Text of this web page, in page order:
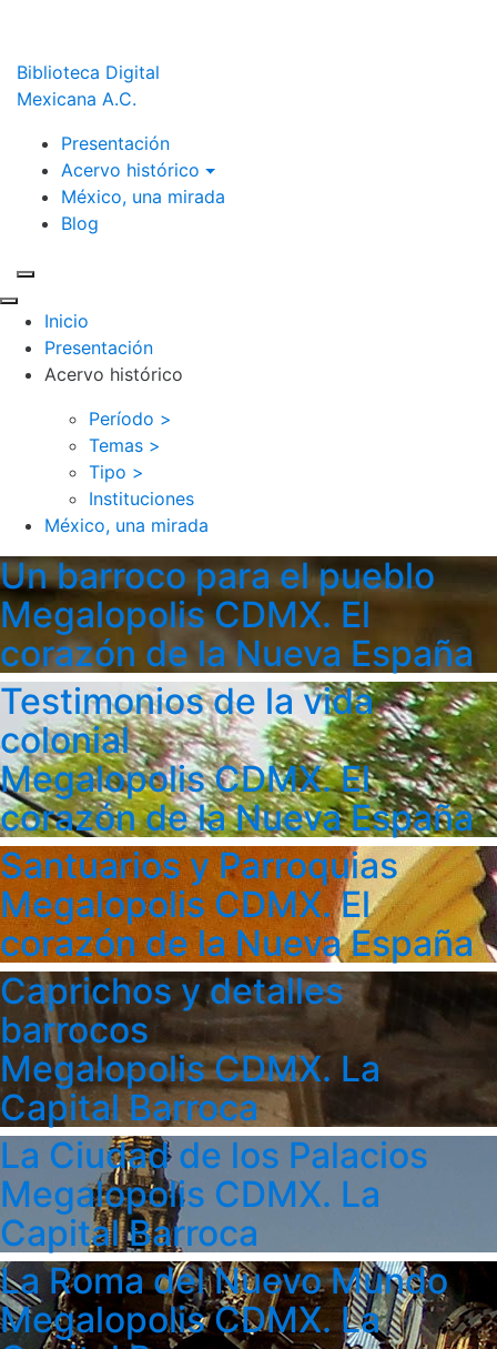
Biblioteca Digital
Mexicana A.C.
Presentación
Acervo histórico
México, una mirada
Blog
Inicio
Presentación
Acervo histórico
Período >
Temas >
Tipo >
Instituciones
México, una mirada
Un barroco para el pueblo
Megalopolis CDMX. El
corazón de la Nueva España
Testimonios de la vida
colonial
Megalopolis CDMX. El
corazón de la Nueva España
Santuarios y Parroquias
Megalopolis CDMX. El
corazón de la Nueva España
Caprichos y detalles
barrocos
Megalopolis CDMX. La
Capital Barroca
La Ciudad de los Palacios
Megalopolis CDMX. La
Capital Barroca
La Roma del Nuevo Mundo
Megalopolis CDMX. La